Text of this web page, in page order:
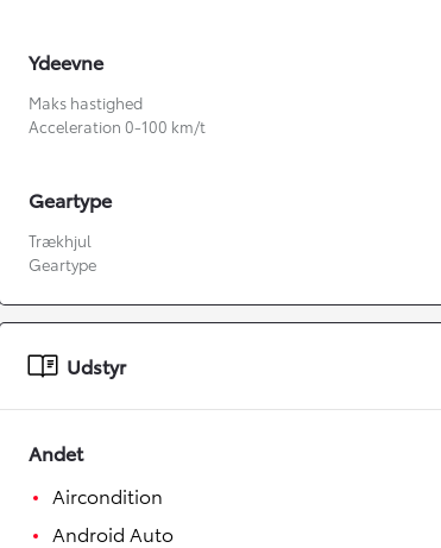
Fra kr. 349.990
Ydeevne
Maks hastighed
Acceleration 0-100 km/t
Geartype
Trækhjul
Geartype
Udstyr
Andet
Aircondition
Android Auto